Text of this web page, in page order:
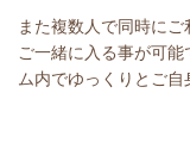
また複数人で同時に
ご一緒に入る事が可
ム内でゆっくりとご自